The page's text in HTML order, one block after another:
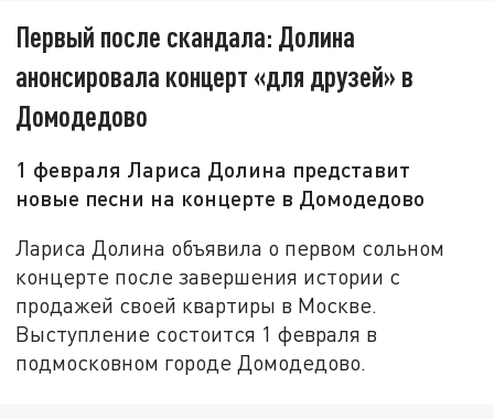
Первый после скандала: Долина
анонсировала концерт «для друзей» в
Домодедово
1 февраля Лариса Долина представит
новые песни на концерте в Домодедово
Лариса Долина объявила о первом сольном
концерте после завершения истории с
продажей своей квартиры в Москве.
Выступление состоится 1 февраля в
подмосковном городе Домодедово.